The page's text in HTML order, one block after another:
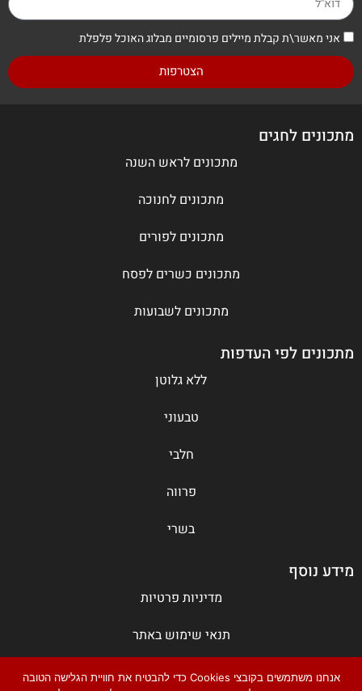
אני מאשר\ת קבלת מיילים פרסומיים מבלוג האוכל פלפלת
הצטרפות
מתכונים לחגים
מתכונים לראש השנה
מתכונים לחנוכה
מתכונים לפורים
מתכונים כשרים לפסח
מתכונים לשבועות
מתכונים לפי העדפות
ללא גלוטן
טבעוני
חלבי
פרווה
בשרי
מידע נוסף
מדיניות פרטיות
תנאי שימוש באתר
צור קשר
אנחנו משתמשים בקובצי Cookies כדי להבטיח את חוויית הגלישה הטובה